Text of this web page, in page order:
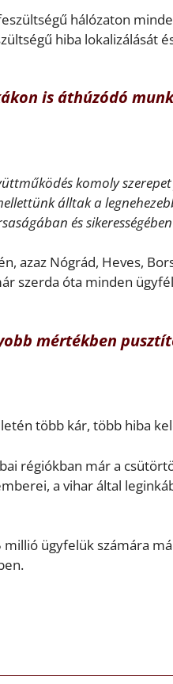
hálózaton
hiba lokalizálását
is áthúzódó
komoly
álltak a
és
azaz Nógrád, Heves,
szerda óta minden
mértékben
több kár, több hiba
régiókban már a
a vihar által
ügyfelük számára